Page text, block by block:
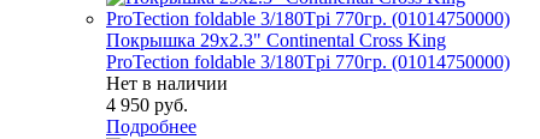
Покрышка 29x2.3" Continental Cross King
ProTection foldable 3/180Tpi 770гр. (01014750000)
Нет в наличии
4 950 руб.
Подробнее